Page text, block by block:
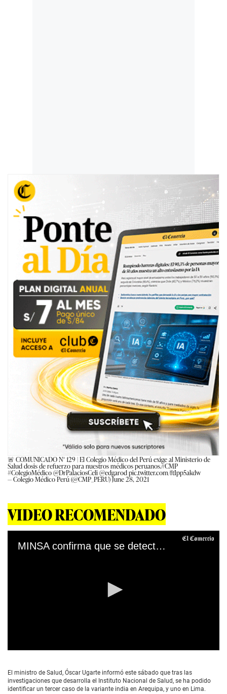
🚨 COMUNICADO N° 129 | El Colegio Médico del Perú exige al Ministerio de
Salud dosis de refuerzo para nuestros médicos peruanos.#CMP
#ColegioMédico@DrPalaciosCeli@edgarodpic.twitter.com/ftIpp5akdw
— Colegio Médico Perú (@CMP_PERU)June 28, 2021
VIDEO RECOMENDADO
MINSA confirma que se detectó el primer caso de la variante india en Lima
e
c
o
El ministro de Salud, Óscar Ugarte informó este sábado que tras las
investigaciones que desarrolla el Instituto Nacional de Salud, se ha podido
identificar un tercer caso de la variante india en Arequipa, y uno en Lima.